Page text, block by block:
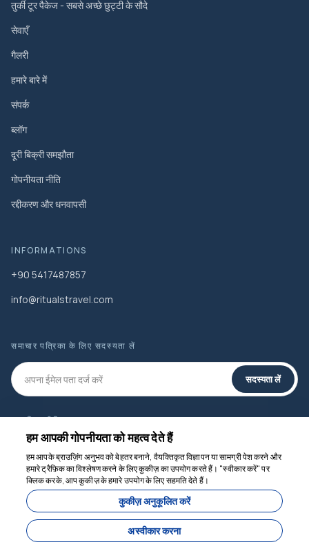
तुर्की टूर पैकेज - सबसे अच्छे छुट्टी के सौदे
सेवाएँ
गैलरी
हमारे बारे में
संपर्क
ब्लॉग
दूरी बिक्री समझौता
गोपनीयता नीति
रद्दीकरण और धनवापसी
INFORMATIONS
+90 5417487857
info@ritualstravel.com
समाचार पत्रिका के लिए सदस्यता लें
सदस्यता लें
सामाजिक मीडिया
हम आपकी गोपनीयता को महत्व देते हैं
हम आपके ब्राउज़िंग अनुभव को बेहतर बनाने, वैयक्तिकृत विज्ञापन या सामग्री पेश करने और
हमारे ट्रैफ़िक का विश्लेषण करने के लिए कुकीज़ का उपयोग करते हैं। "स्वीकार करें" पर
क्लिक करके, आप कुकीज़ के हमारे उपयोग के लिए सहमति देते हैं।
कुकीज़ अनुकूलित करें
अस्वीकार करना
हम मदद के लिए यहाँ हैं